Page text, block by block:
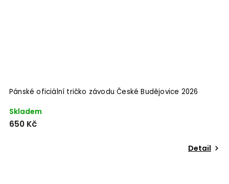
Pánské oficiální tričko závodu České Budějovice 2026
Skladem
650 Kč
Detail